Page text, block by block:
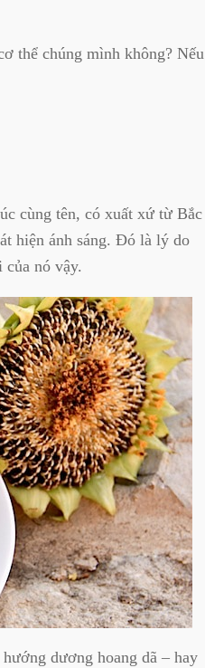
thể chúng mình không? Nếu
cùng tên, có xuất xứ từ Bắc
hiện ánh sáng. Đó là lý do
nó vậy.
dương hoang dã – hay